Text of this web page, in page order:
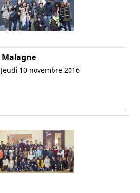
Malagne
Jeudi 10 novembre 2016